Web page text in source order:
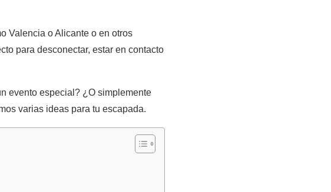
Valencia o Alicante o en otros
para desconectar, estar en contacto
evento especial? ¿O simplemente
varias ideas para tu escapada.